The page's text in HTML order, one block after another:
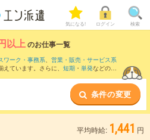
気になる! ログイン 検索
以上のお仕事一覧
ワーク・事務系、 営業・販売・サービス系
ています。さらに、 短期 ・ 単発などの期
ら
の求人のみを掲載しています。
条件の変更
平均時給: 1,441 円